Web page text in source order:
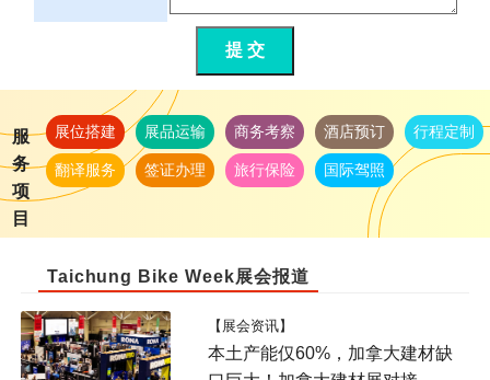
提 交
服
务
项
目
展位搭建 展品运输 商务考察 酒店预订 行程定制
翻译服务 签证办理 旅行保险 国际驾照
Taichung Bike Week展会报道
【展会资讯】
本土产能仅60%，加拿大建材缺